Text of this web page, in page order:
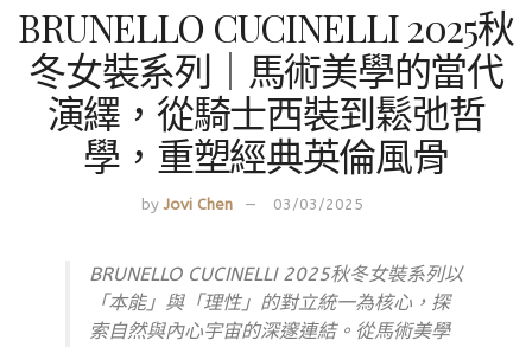
BRUNELLO CUCINELLI 2025秋
冬女裝系列｜馬術美學的當代
演繹，從騎士西裝到鬆弛哲
學，重塑經典英倫風骨
by Jovi Chen 03/03/2025
BRUNELLO CUCINELLI 2025秋冬女裝系列以
「本能」與「理性」的對立統一為核心，探
索自然與內心宇宙的深邃連結。從馬術美學